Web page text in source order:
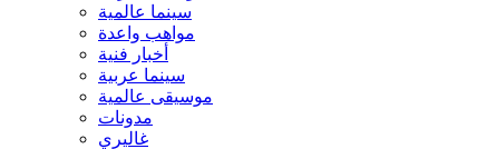
سينما عالمية
مواهب واعدة
أخبار فنية
سينما عربية
موسيقى عالمية
مدونات
غاليري